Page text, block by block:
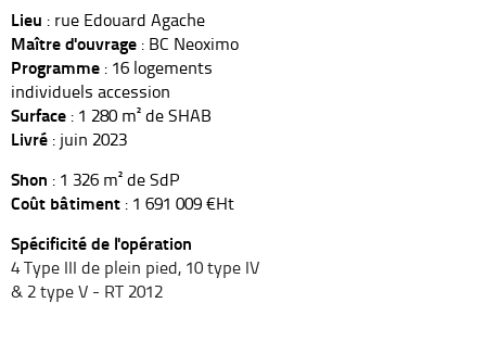
Lieu : rue Edouard Agache
Maître d'ouvrage : BC Neoximo
Programme : 16 logements
individuels accession
Surface : 1 280 m² de SHAB
Livré : juin 2023
Shon : 1 326 m² de SdP
Coût bâtiment : 1 691 009 €Ht
Spécificité de l'opération
4 Type III de plein pied, 10 type IV
& 2 type V - RT 2012